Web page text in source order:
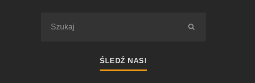
ŚLEDŹ NAS!